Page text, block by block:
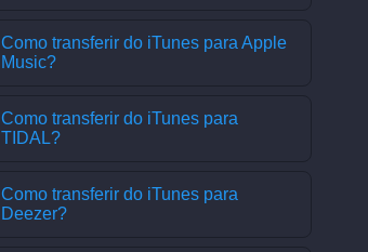
Como transferir do iTunes para Apple
Music?
Como transferir do iTunes para
TIDAL?
Como transferir do iTunes para
Deezer?